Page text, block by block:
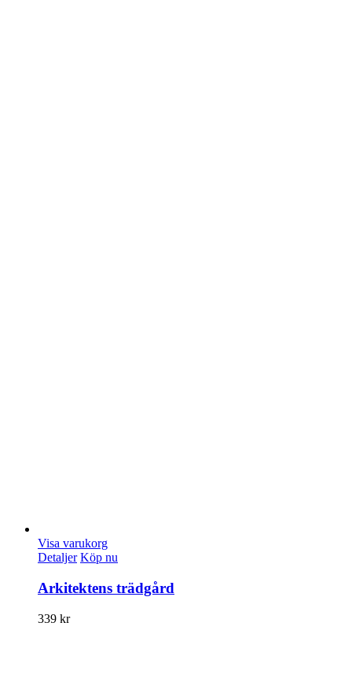
Visa varukorg
Detaljer Köp nu
Arkitektens trädgård
339 kr